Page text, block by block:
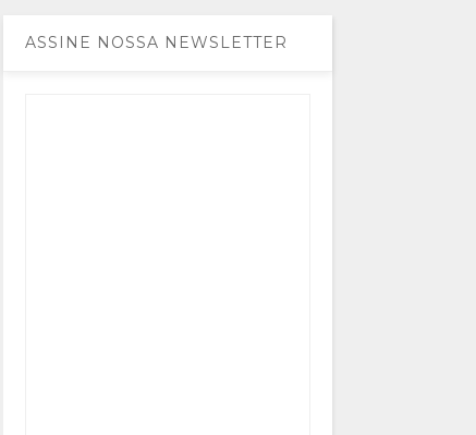
ASSINE NOSSA NEWSLETTER